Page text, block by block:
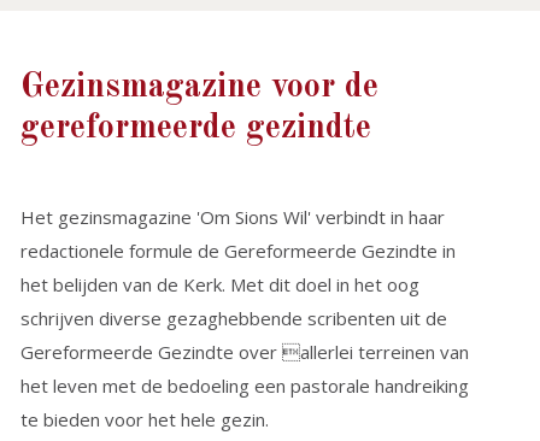
Gezinsmagazine voor de
gereformeerde gezindte
Het gezinsmagazine 'Om Sions Wil' verbindt in haar
redactionele formule de Gereformeerde Gezindte in
het belijden van de Kerk. Met dit doel in het oog
schrijven diverse gezaghebbende scribenten uit de
Gereformeerde Gezindte over allerlei terreinen van
het leven met de bedoeling een pastorale handreiking
te bieden voor het hele gezin.